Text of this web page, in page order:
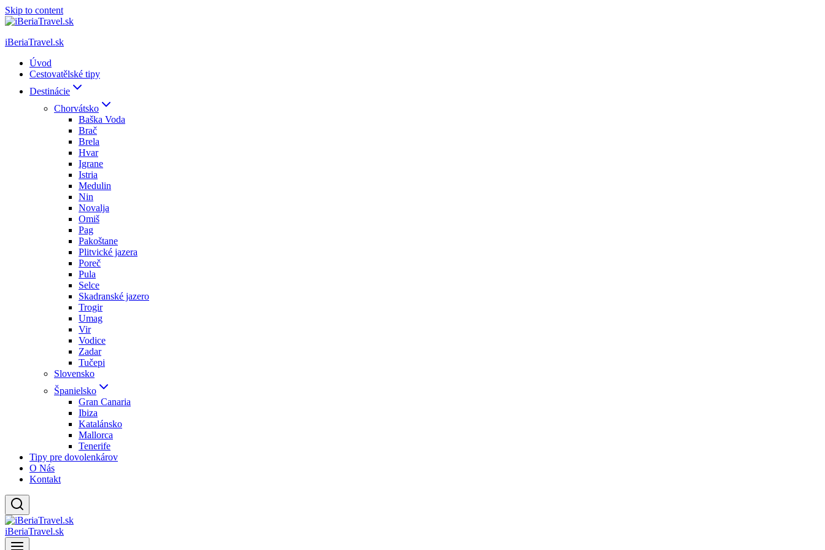
Skip to content
iBeriaTravel.sk
Úvod
Cestovatělské tipy
Destinácie
Chorvátsko
Baška Voda
Brač
Brela
Hvar
Igrane
Istria
Medulin
Nin
Novalja
Omiš
Pag
Pakoštane
Plitvické jazera
Poreč
Pula
Selce
Skadranské jazero
Trogir
Umag
Vir
Vodice
Zadar
Tučepi
Slovensko
Španielsko
Gran Canaria
Ibiza
Katalánsko
Mallorca
Tenerife
Tipy pre dovolenkárov
O Nás
Kontakt
iBeriaTravel.sk